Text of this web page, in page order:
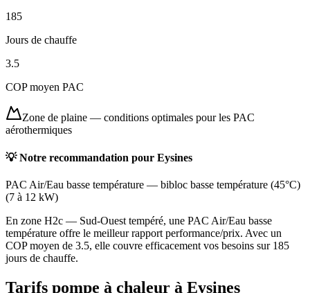
185
Jours de chauffe
3.5
COP moyen PAC
Zone de plaine — conditions optimales pour les PAC
aérothermiques
💡 Notre recommandation pour Eysines
PAC Air/Eau basse température — bibloc basse température (45°C)
(7 à 12 kW)
En zone H2c — Sud-Ouest tempéré, une PAC Air/Eau basse
température offre le meilleur rapport performance/prix. Avec un
COP moyen de 3.5, elle couvre efficacement vos besoins sur 185
jours de chauffe.
Tarifs pompe à chaleur à Eysines